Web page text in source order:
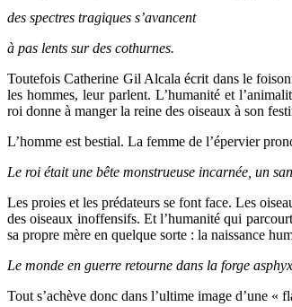
des spectres tragiques s’avancent
à pas lents sur des cothurnes.
Toutefois Catherine Gil Alcala écrit dans le
les hommes, leur parlent. L’humanité et
roi donne à manger la reine des oiseaux à son
L’homme est bestial. La femme de l’épervier
Le roi était une bête monstrueuse incarnée, un
Les proies et les prédateurs se font face. Les
des oiseaux inoffensifs. Et l’humanité qui
sa propre mère en quelque sorte : la naissance
Le monde en guerre retourne dans la forge
Tout s’achève donc dans l’ultime image d’une «